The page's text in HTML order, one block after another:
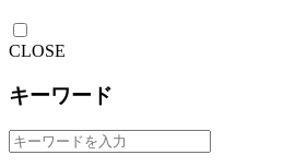
CLOSE
キーワード